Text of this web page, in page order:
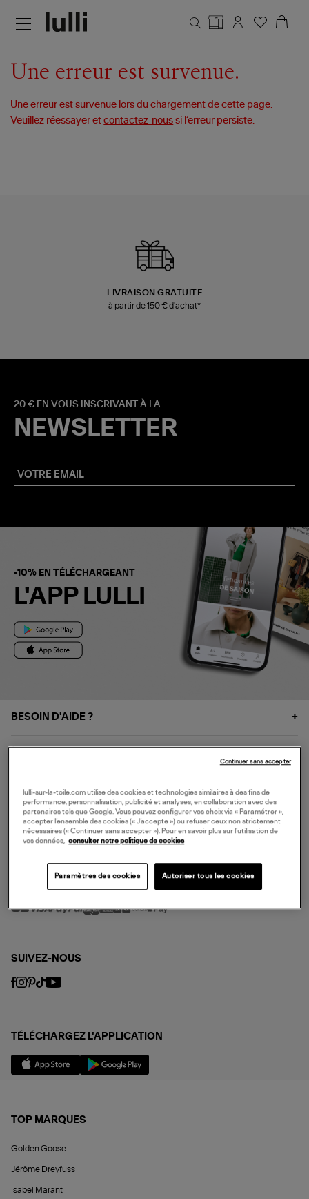
Une erreur est survenue.
Une erreur est survenue lors du chargement de cette page.
Veuillez réessayer etcontactez-nous si l’erreur persiste.
LIVRAISON GRATUITE
à partir de 150 € d'achat*
20 € EN VOUS INSCRIVANT À LA
NEWSLETTER
-10% EN TÉLÉCHARGEANT
L'APP LULLI
BESOIN D'AIDE ?
NOS SERVICES
SERVICE CLIENT
MODE DE PAIEMENT
SUIVEZ-NOUS
TÉLÉCHARGEZ L'APPLICATION
TOP MARQUES
Golden Goose
Jérôme Dreyfuss
Isabel Marant
lulli-sur-la-toile.com utilise des cookies et technologies similaires à des fins de
performance, personnalisation, publicité et analyses, en collaboration avec des
partenaires tels que Google. Vous pouvez configurer vos choix via « Paramétrer »,
accepter l’ensemble des cookies (« J’accepte ») ou refuser ceux non strictement
nécessaires (« Continuer sans accepter »). Pour en savoir plus sur l’utilisation de
vos données,
consulter notre politique de cookies
Paramètres des cookies Autoriser tous les cookies
Continuer sans accepter